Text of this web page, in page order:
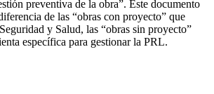
preventiva de la obra”. Este documento
de las “obras con proyecto” que
y Salud, las “obras sin proyecto”
específica para gestionar la PRL.